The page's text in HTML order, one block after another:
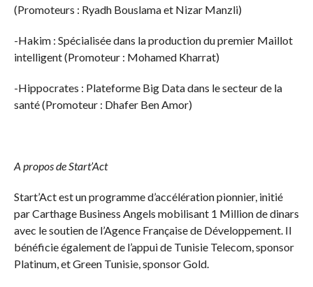
(Promoteurs : Ryadh Bouslama et Nizar Manzli)
-Hakim : Spécialisée dans la production du premier Maillot
intelligent (Promoteur : Mohamed Kharrat)
-Hippocrates : Plateforme Big Data dans le secteur de la
santé (Promoteur : Dhafer Ben Amor)
A propos de Start’Act
Start’Act est un programme d’accélération pionnier, initié
par Carthage Business Angels mobilisant 1 Million de dinars
avec le soutien de l’Agence Française de Développement. Il
bénéficie également de l’appui de Tunisie Telecom, sponsor
Platinum, et Green Tunisie, sponsor Gold.